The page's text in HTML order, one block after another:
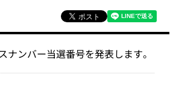
ンバー当選番号を発表します。